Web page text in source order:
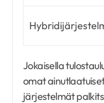
Jokaisella
omat
järjestelmät